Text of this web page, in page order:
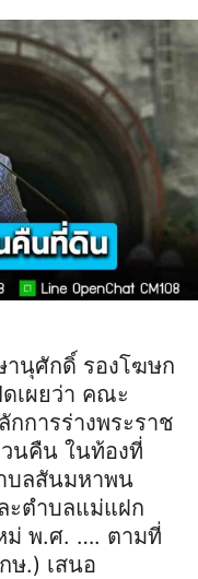
านุศักดิ์ รองโฆษก
เผยว่า คณะ
การร่างพระราช
นคืน ในท้องที่
บลสันมหาพน
ะตำบลแม่แฝก
ม่ พ.ศ. …. ตามที่
ษ.) เสนอ